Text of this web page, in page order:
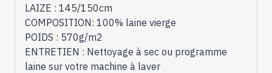
LAIZE : 145/150cm
COMPOSITION: 100% laine vierge
POIDS : 570g/m2
ENTRETIEN : Nettoyage à sec ou programme
laine sur votre machine à laver